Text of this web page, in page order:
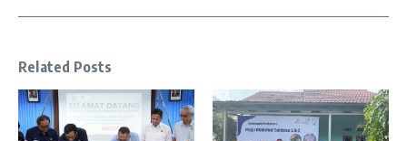
Related Posts